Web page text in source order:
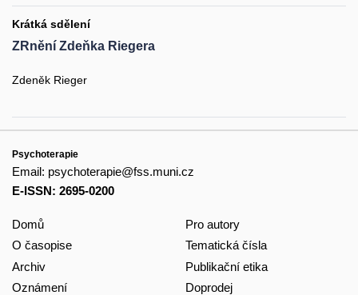
Krátká sdělení
ZRnění Zdeňka Riegera
Zdeněk Rieger
Psychoterapie
Email: psychoterapie@fss.muni.cz
E-ISSN: 2695-0200
Domů
O časopise
Archiv
Oznámení
Pro autory
Tematická čísla
Publikační etika
Doprodej